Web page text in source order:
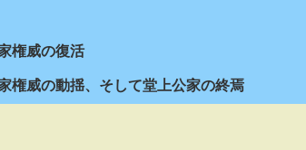
権威の復活
権威の動揺、そして堂上公家の終焉